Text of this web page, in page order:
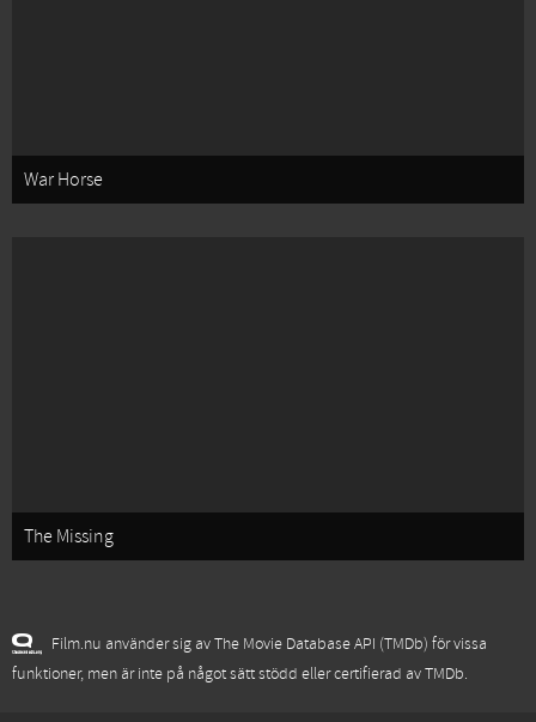
War Horse
The Missing
Film.nu använder sig av The Movie Database API (TMDb) för vissa
funktioner, men är inte på något sätt stödd eller certifierad av TMDb.